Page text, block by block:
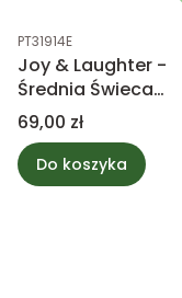
Kod produktu
PT31914E
Joy & Laughter -
Średnia Świeca
Zapachowa CBC
Cena
69,00 zł
Do koszyka